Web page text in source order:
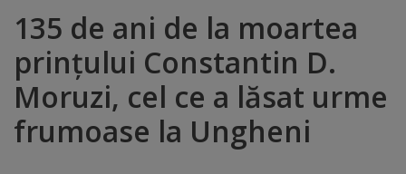
brand
Orașe
înfrățite
Distincții
135 de ani de la moartea
prințului Constantin D.
Moruzi, cel ce a lăsat urme
frumoase la Ungheni